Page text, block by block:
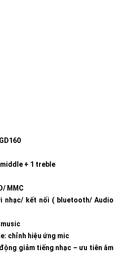
+ 1 treble
MMC
nhạc/ kết nối ( bluetooth/ Audio
chỉnh hiệu ứng mic
giảm tiếng nhạc – ưu tiên âm